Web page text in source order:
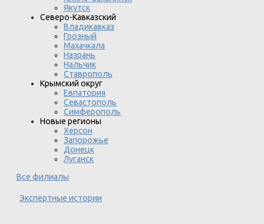
Якутск
Северо-Кавказский
Владикавказ
Грозный
Махачкала
Назрань
Нальчик
Ставрополь
Крымский округ
Евпатория
Севастополь
Симферополь
Новые регионы
Херсон
Запорожье
Донецк
Луганск
Все филиалы
Экспертные истории